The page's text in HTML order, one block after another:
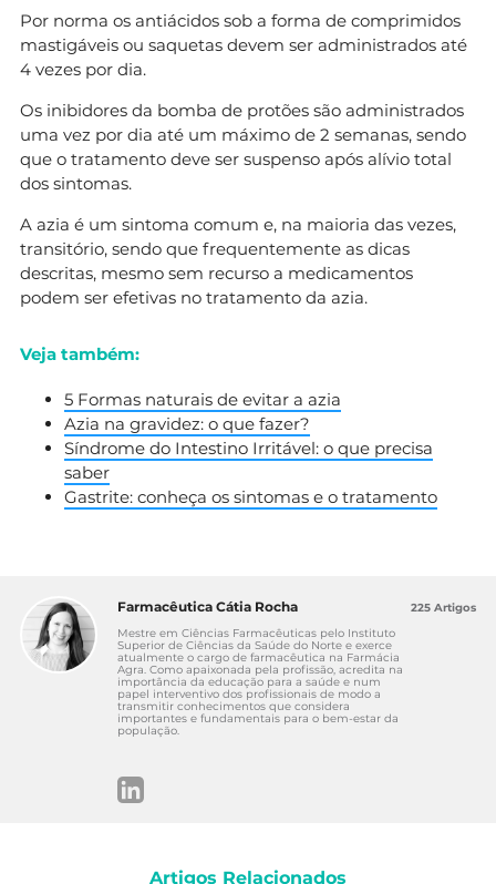
Por norma os antiácidos sob a forma de comprimidos
mastigáveis ou saquetas devem ser administrados até
4 vezes por dia.
Os inibidores da bomba de protões são administrados
uma vez por dia até um máximo de 2 semanas, sendo
que o tratamento deve ser suspenso após alívio total
dos sintomas.
A azia é um sintoma comum e, na maioria das vezes,
transitório, sendo que frequentemente as dicas
descritas, mesmo sem recurso a medicamentos
podem ser efetivas no tratamento da azia.
Veja também:
5 Formas naturais de evitar a azia
Azia na gravidez: o que fazer?
Síndrome do Intestino Irritável: o que precisa
saber
Gastrite: conheça os sintomas e o tratamento
Farmacêutica Cátia Rocha
Mestre em Ciências Farmacêuticas pelo Instituto
Superior de Ciências da Saúde do Norte e exerce
atualmente o cargo de farmacêutica na Farmácia
Agra. Como apaixonada pela profissão, acredita na
importância da educação para a saúde e num
papel interventivo dos profissionais de modo a
transmitir conhecimentos que considera
importantes e fundamentais para o bem-estar da
população.
225 Artigos
Artigos Relacionados